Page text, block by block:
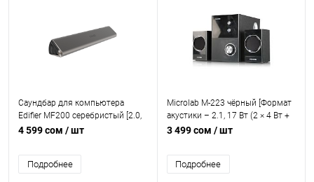
Саундбар для компьютера
Edifier MF200 серебристый [2.0,
8 Вт, Bluetooth]
4 599 сом / шт
Подробнее
Microlab M-223 чёрный [Формат
акустики – 2.1, 17 Вт (2 × 4 Вт +
9 Вт), частотный диапазон –
сигнал/шум – 75 дБ, проводное
управление, питание – от сети]
3 499 сом / шт
Подробнее